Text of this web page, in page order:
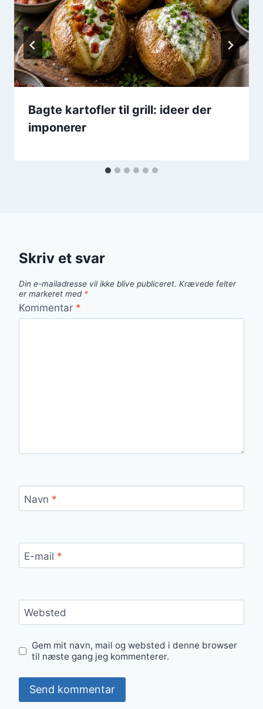
Bagte kartofler til grill: ideer der
imponerer
Skriv et svar
Din e-mailadresse vil ikke blive publiceret. Krævede felter
er markeret med *
Kommentar *
Navn *
E-mail *
Websted
Gem mit navn, mail og websted i denne browser
til næste gang jeg kommenterer.